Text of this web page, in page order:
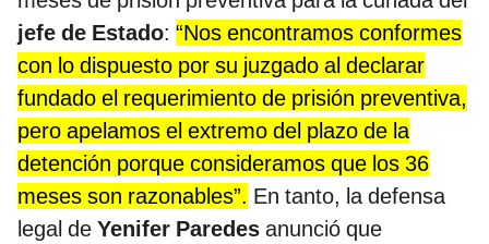
jefe de Estado: “Nos encontramos conformes
con lo dispuesto por su juzgado al declarar
fundado el requerimiento de prisión preventiva,
pero apelamos el extremo del plazo de la
detención porque consideramos que los 36
meses son razonables”. En tanto, la defensa
legal de Yenifer Paredes anunció que